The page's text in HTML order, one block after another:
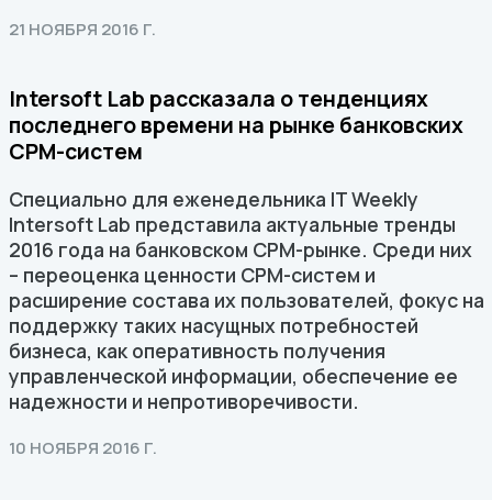
21 НОЯБРЯ 2016 Г.
Intersoft Lab рассказала о тенденциях
последнего времени на рынке банковских
CPM-систем
Специально для еженедельника IT Weekly
Intersoft Lab представила актуальные тренды
2016 года на банковском CPM-рынке. Среди них
– переоценка ценности CPM-систем и
расширение состава их пользователей, фокус на
поддержку таких насущных потребностей
бизнеса, как оперативность получения
управленческой информации, обеспечение ее
надежности и непротиворечивости.
10 НОЯБРЯ 2016 Г.